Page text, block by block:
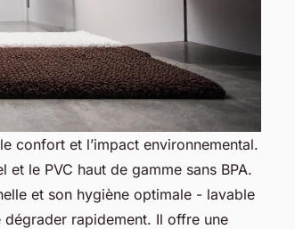
confort et l’impact environnemental.
le PVC haut de gamme sans BPA.
et son hygiène optimale - lavable
dégrader rapidement. Il offre une